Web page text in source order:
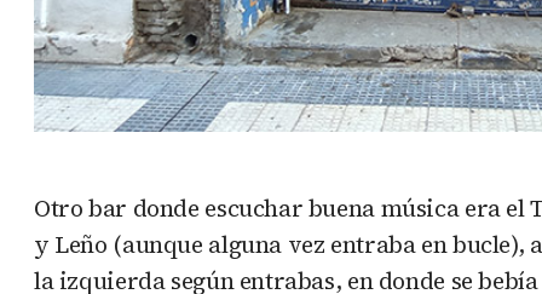
Otro bar donde escuchar buena música era
y Leño (aunque alguna vez entraba en
la izquierda según entrabas, en donde se